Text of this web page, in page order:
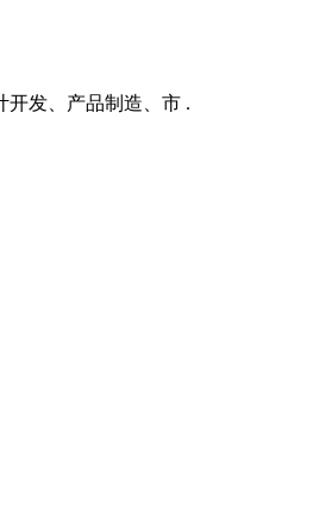
开发、产品制造、市 .